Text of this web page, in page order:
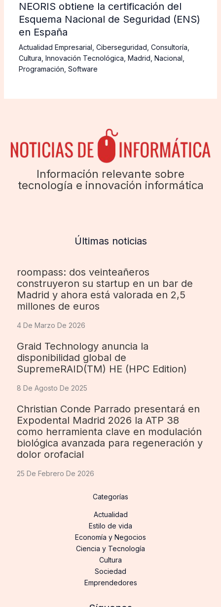
NEORIS obtiene la certificación del
Esquema Nacional de Seguridad (ENS)
en España
Actualidad Empresarial Ciberseguridad Consultoría
Cultura Innovación Tecnológica Madrid Nacional
Programación Software
Información relevante sobre
tecnología e innovación informática
Últimas noticias
roompass: dos veinteañeros
construyeron su startup en un bar de
Madrid y ahora está valorada en 2,5
millones de euros
4 De Marzo De 2026
Graid Technology anuncia la
disponibilidad global de
SupremeRAID(TM) HE (HPC Edition)
8 De Agosto De 2025
Christian Conde Parrado presentará en
Expodental Madrid 2026 la ATP 38
como herramienta clave en modulación
biológica avanzada para regeneración y
dolor orofacial
25 De Febrero De 2026
Categorías
Actualidad
Estilo de vida
Economía y Negocios
Ciencia y Tecnología
Cultura
Sociedad
Emprendedores